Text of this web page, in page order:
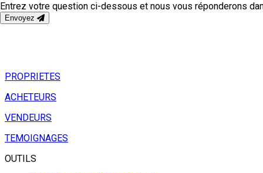
PROPRIETES
ACHETEURS
VENDEURS
TEMOIGNAGES
OUTILS
Entrez votre question ci-dessous et nous vous réponderons
Envoyez